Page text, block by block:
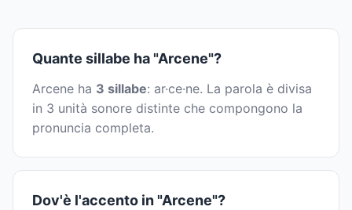
Quante sillabe ha "Arcene"?
Arcene ha 3 sillabe: ar·ce·ne. La parola è divisa
in 3 unità sonore distinte che compongono la
pronuncia completa.
Dov'è l'accento in "Arcene"?